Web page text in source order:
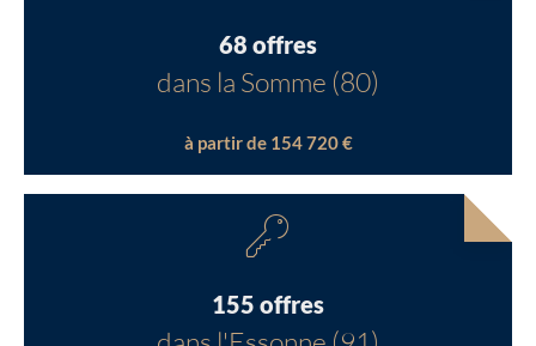
68 offres
dans la Somme (80)
à partir de 154 720 €
155 offres